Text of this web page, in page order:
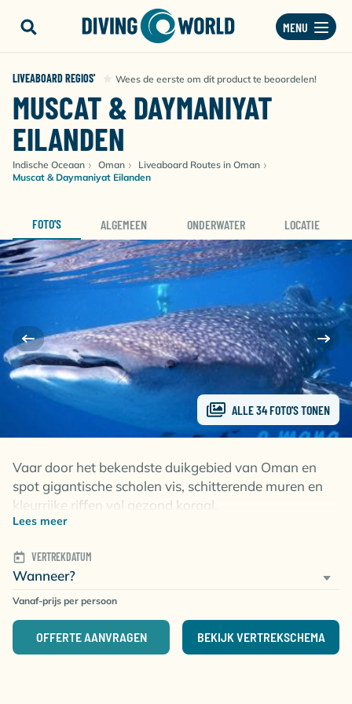
MENU
LIVEABOARD REGIOS' Wees de eerste om dit product te beoordelen!
MUSCAT & DAYMANIYAT
EILANDEN
Indische Oceaan Oman
Liveaboard Routes in Oman
Muscat & Daymaniyat Eilanden
FOTO'S ALGEMEEN ONDERWATER LOCATIE
ALLE 34 FOTO'S TONEN
Vaar door het bekendste duikgebied van Oman en
spot gigantische scholen vis, schitterende muren en
kleurrijke riffen vol gezond koraal.
bekendste duikgebied in Oman. Deze reeks van
eilanden voor de kust van Muscat is UNESCO
werelderfgoed en biedt duikers ongerepte
koraaltuinen, muren en een overvloed aan maritiem
leven. Verschillende haaiensoorten brengen graag
een bezoek aan de riffen, waaronder af en toe een
Lees meer
VERTREKDATUM
Wanneer?
Vanaf-prijs per persoon
OFFERTE AANVRAGEN BEKIJK VERTREKSCHEMA